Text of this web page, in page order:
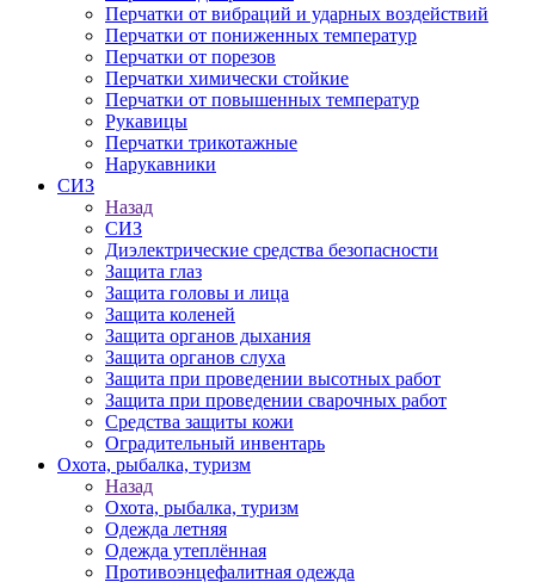
Перчатки от вибраций и ударных воздействий
Перчатки от пониженных температур
Перчатки от порезов
Перчатки химически стойкие
Перчатки от повышенных температур
Рукавицы
Перчатки трикотажные
Нарукавники
СИЗ
Назад
СИЗ
Диэлектрические средства безопасности
Защита глаз
Защита головы и лица
Защита коленей
Защита органов дыхания
Защита органов слуха
Защита при проведении высотных работ
Защита при проведении сварочных работ
Средства защиты кожи
Оградительный инвентарь
Охота, рыбалка, туризм
Назад
Охота, рыбалка, туризм
Одежда летняя
Одежда утеплённая
Противоэнцефалитная одежда